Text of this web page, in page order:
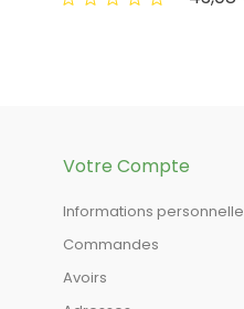
Votre Compte
Informations
Commandes
Avoirs